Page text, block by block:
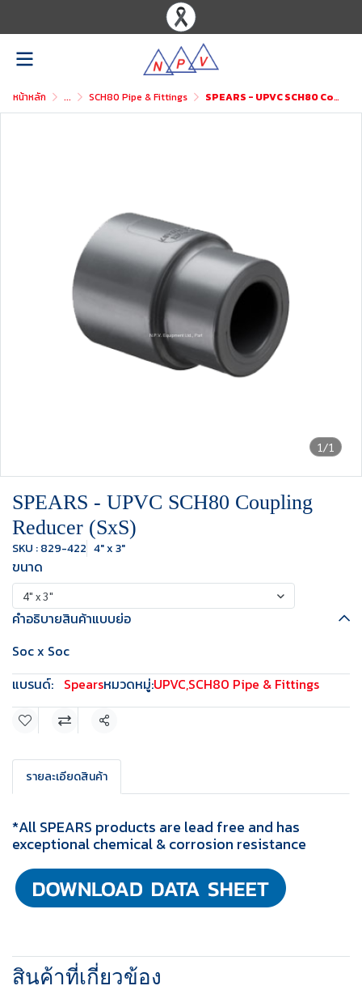
หน้าหลัก ... SCH80 Pipe & Fittings SPEARS - UPVC SCH80 Coupling Reducer (SxS)
1/1
SPEARS - UPVC SCH80 Coupling
Reducer (SxS)
SKU : 829-422 4" x 3"
ขนาด
4" x 3"
คำอธิบายสินค้าแบบย่อ
Soc x Soc
แบรนด์: Spearsหมวดหมู่:UPVC,SCH80 Pipe & Fittings
แชร์
รายละเอียดสินค้า
*All SPEARS products are lead free and has
exceptional chemical & corrosion resistance
สินค้าที่เกี่ยวข้อง